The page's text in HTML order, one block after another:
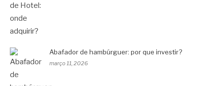
Abafador de hambúrguer: por que investir?
março 11, 2026